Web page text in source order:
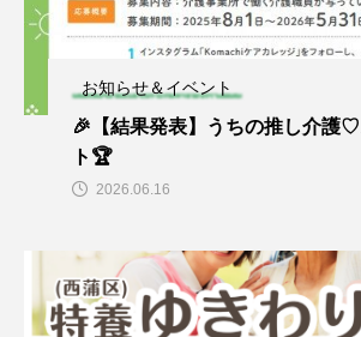
お知らせ＆イベント
🎉【結果発表】うちの推し介護
ト🏆
2026.06.16